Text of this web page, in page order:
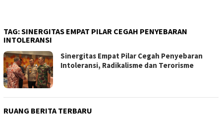
TAG:SINERGITAS EMPAT PILAR CEGAH PENYEBARAN
INTOLERANSI
Sinergitas Empat Pilar Cegah Penyebaran
Intoleransi, Radikalisme dan Terorisme
RUANG BERITA TERBARU